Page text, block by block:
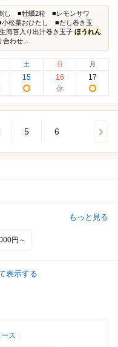
し ■牡蠣2粒 ■レモンサワ
松菜おひたし ■だし巻き玉
海苔入り出汁巻き玉子 ほうれん
わせ...
土
15
日
16
月
17
5 6
もっと見る
円～
表示する
ス